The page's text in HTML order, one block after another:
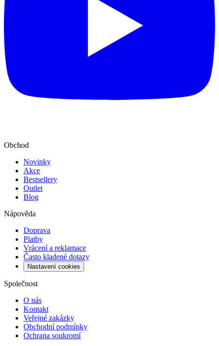
Obchod
Novinky
Akce
Bestsellery
Outlet
Blog
Nápověda
Doprava
Platby
Vrácení a reklamace
Často kladené dotazy
Nastavení cookies
Společnost
O nás
Kontakt
Veřejné zakázky
Obchodní podmínky
Ochrana soukromí